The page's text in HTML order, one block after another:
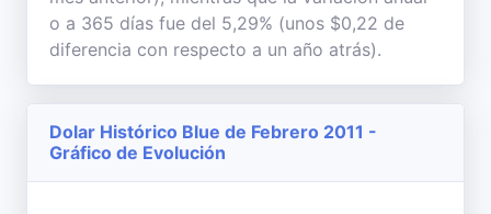
o a 365 días fue del 5,29% (unos $0,22 de
diferencia con respecto a un año atrás).
Dolar Histórico Blue de Febrero 2011 -
Gráfico de Evolución